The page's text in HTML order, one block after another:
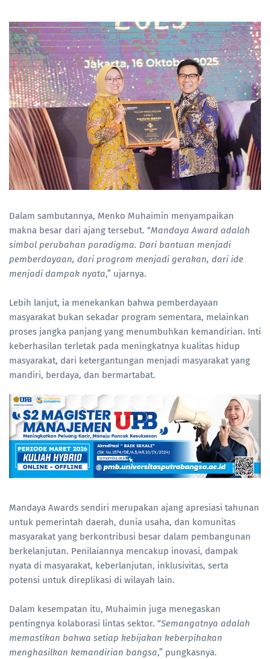
Dalam sambutannya, Menko Muhaimin menyampaikan
makna besar dari ajang tersebut. “Mandaya Award adalah
simbol perubahan paradigma. Dari bantuan menjadi
pemberdayaan, dari program menjadi gerakan, dari ide
menjadi dampak nyata,” ujarnya.
Lebih lanjut, ia menekankan bahwa pemberdayaan
masyarakat bukan sekadar program sementara, melainkan
proses jangka panjang yang menumbuhkan kemandirian. Inti
keberhasilan terletak pada meningkatnya kualitas hidup
masyarakat, dari ketergantungan menjadi masyarakat yang
mandiri, berdaya, dan bermartabat.
Mandaya Awards sendiri merupakan ajang apresiasi tahunan
untuk pemerintah daerah, dunia usaha, dan komunitas
masyarakat yang berkontribusi besar dalam pembangunan
berkelanjutan. Penilaiannya mencakup inovasi, dampak
nyata di masyarakat, keberlanjutan, inklusivitas, serta
potensi untuk direplikasi di wilayah lain.
Dalam kesempatan itu, Muhaimin juga menegaskan
pentingnya kolaborasi lintas sektor. “Semangatnya adalah
memastikan bahwa setiap kebijakan keberpihakan
menghasilkan kemandirian bangsa,” pungkasnya.